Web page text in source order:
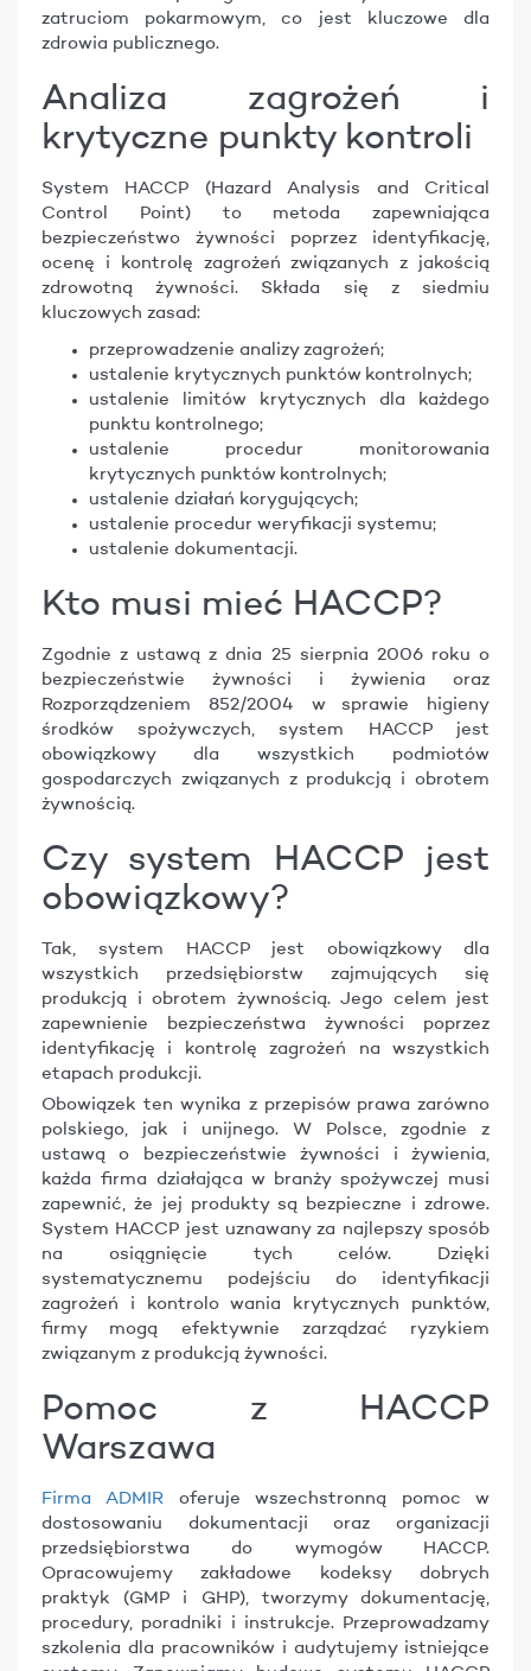
zatruciom pokarmowym, co jest kluczowe dla
zdrowia publicznego.
Analiza zagrożeń i
krytyczne punkty kontroli
System HACCP (Hazard Analysis and Critical
Control Point) to metoda zapewniająca
bezpieczeństwo żywności poprzez identyfikację,
ocenę i kontrolę zagrożeń związanych z jakością
zdrowotną żywności. Składa się z siedmiu
kluczowych zasad:
przeprowadzenie analizy zagrożeń;
ustalenie krytycznych punktów kontrolnych;
ustalenie limitów krytycznych dla każdego
punktu kontrolnego;
ustalenie procedur monitorowania
krytycznych punktów kontrolnych;
ustalenie działań korygujących;
ustalenie procedur weryfikacji systemu;
ustalenie dokumentacji.
Kto musi mieć HACCP?
Zgodnie z ustawą z dnia 25 sierpnia 2006 roku o
bezpieczeństwie żywności i żywienia oraz
Rozporządzeniem 852/2004 w sprawie higieny
środków spożywczych, system HACCP jest
obowiązkowy dla wszystkich podmiotów
gospodarczych związanych z produkcją i obrotem
żywnością.
Czy system HACCP jest
obowiązkowy?
Tak, system HACCP jest obowiązkowy dla
wszystkich przedsiębiorstw zajmujących się
produkcją i obrotem żywnością. Jego celem jest
zapewnienie bezpieczeństwa żywności poprzez
identyfikację i kontrolę zagrożeń na wszystkich
etapach produkcji.
Obowiązek ten wynika z przepisów prawa zarówno
polskiego, jak i unijnego. W Polsce, zgodnie z
ustawą o bezpieczeństwie żywności i żywienia,
każda firma działająca w branży spożywczej musi
zapewnić, że jej produkty są bezpieczne i zdrowe.
System HACCP jest uznawany za najlepszy sposób
na osiągnięcie tych celów. Dzięki
systematycznemu podejściu do identyfikacji
zagrożeń i kontrolo wania krytycznych punktów,
firmy mogą efektywnie zarządzać ryzykiem
związanym z produkcją żywności.
Pomoc z HACCP
Warszawa
Firma ADMIR oferuje wszechstronną pomoc w
dostosowaniu dokumentacji oraz organizacji
przedsiębiorstwa do wymogów HACCP.
Opracowujemy zakładowe kodeksy dobrych
praktyk (GMP i GHP), tworzymy dokumentację,
procedury, poradniki i instrukcje. Przeprowadzamy
szkolenia dla pracowników i audytujemy istniejące